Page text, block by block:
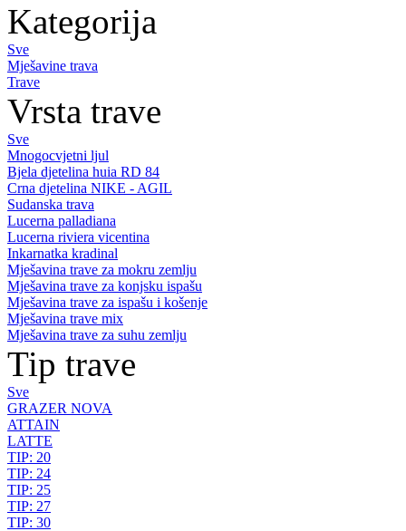
Kategorija
Sve
Mješavine trava
Trave
Vrsta trave
Sve
Mnogocvjetni ljul
Bjela djetelina huia RD 84
Crna djetelina NIKE - AGIL
Sudanska trava
Lucerna palladiana
Lucerna riviera vicentina
Inkarnatka kradinal
Mješavina trave za mokru zemlju
Mješavina trave za konjsku ispašu
Mješavina trave za ispašu i košenje
Mješavina trave mix
Mješavina trave za suhu zemlju
Tip trave
Sve
GRAZER NOVA
ATTAIN
LATTE
TIP: 20
TIP: 24
TIP: 25
TIP: 27
TIP: 30